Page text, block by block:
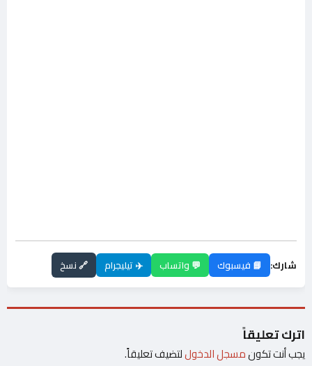
شارك: 📘 فيسبوك 💬 واتساب ✈️ تيليجرام 🔗 نسخ
اترك تعليقاً
يجب أنت تكونمسجل الدخوللتضيف تعليقاً.